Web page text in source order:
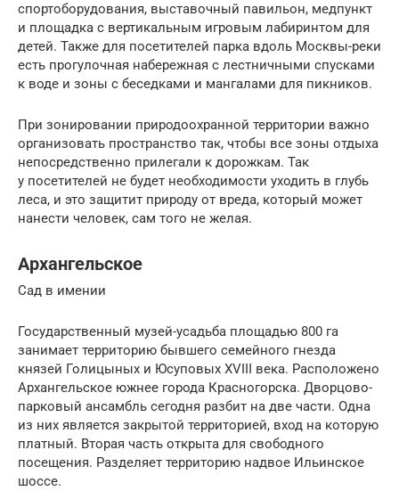
спортоборудования, выставочный павильон, медпункт
и площадка с вертикальным игровым лабиринтом для
детей. Также для посетителей парка вдоль Москвы-реки
есть прогулочная набережная с лестничными спусками
к воде и зоны с беседками и мангалами для пикников.
При зонировании природоохранной территории важно
организовать пространство так, чтобы все зоны отдыха
непосредственно прилегали к дорожкам. Так
у посетителей не будет необходимости уходить в глубь
леса, и это защитит природу от вреда, который может
нанести человек, сам того не желая.
Архангельское
Сад в имении
Государственный музей-усадьба площадью 800 га
занимает территорию бывшего семейного гнезда
князей Голицыных и Юсуповых XVIII века. Расположено
Архангельское южнее города Красногорска. Дворцово-
парковый ансамбль сегодня разбит на две части. Одна
из них является закрытой территорией, вход на которую
платный. Вторая часть открыта для свободного
посещения. Разделяет территорию надвое Ильинское
шоссе.